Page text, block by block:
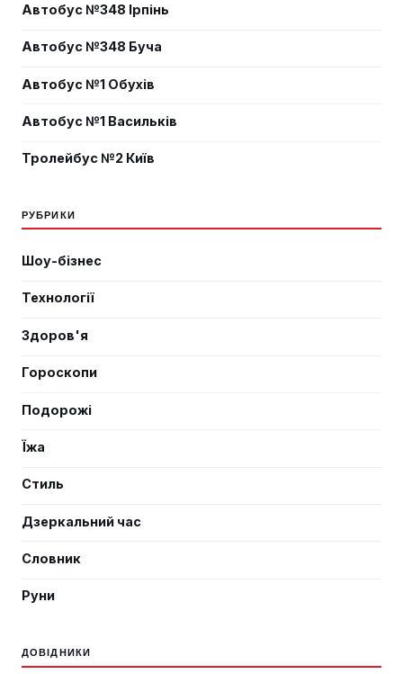
Автобус №348 Ірпінь
Автобус №348 Буча
Автобус №1 Обухів
Автобус №1 Васильків
Тролейбус №2 Київ
РУБРИКИ
Шоу-бізнес
Технології
Здоров'я
Гороскопи
Подорожі
Їжа
Стиль
Дзеркальний час
Словник
Руни
ДОВІДНИКИ